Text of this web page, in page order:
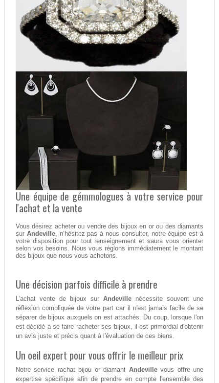
Une équipe de gémmologues à votre service pour
l'achat et la vente
Vous désirez acheter ou vendre des bijoux en or ou des diamants
sur Andeville, n’hésitez pas à nous consulter, notre équipe est à
votre disposition pour tout renseignement et saura vous orienter
selon vos besoins. Nous vous réglons immédiatement le montant
des bijoux que nous vous achetons.
Une décision parfois difficile à prendre
L'achat vente de bijoux surAndeville nécessite souvent une
réflexion compliquée de votre part car il n'est jamais facile de se
séparer de bijoux auxquels on est attachés. Du coup, lorsque l'on
est décidé à se faire racheter ses bijoux, il est primordial d'obtenir
un avis juste et précis quant à l'évaluation de ces biens.
Un oeil expert pour vous offrir le meilleur prix
Notre service rachat bijou or diamant Andevillevous offre une
expertise spécifique afin de prendre en compte l'ensemble des